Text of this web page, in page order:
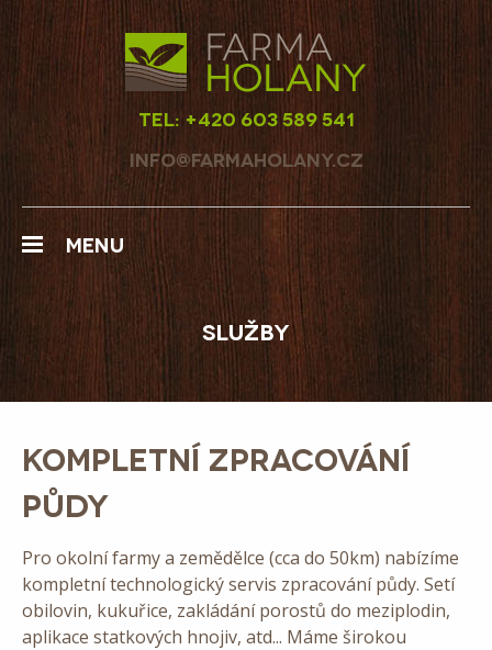
Tel: +420 603 589 541
info@farmaholany.cz
MENU
SLUŽBY
KOMPLETNÍ ZPRACOVÁNÍ
PŮDY
Pro okolní farmy a zemědělce (cca do 50km) nabízíme
kompletní technologický servis zpracování půdy. Setí
obilovin, kukuřice, zakládání porostů do meziplodin,
aplikace statkových hnojiv, atd... Máme širokou